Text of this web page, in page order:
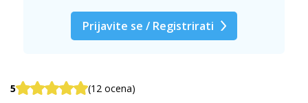
Prijavite se / Registrirati
5 (12 ocena)